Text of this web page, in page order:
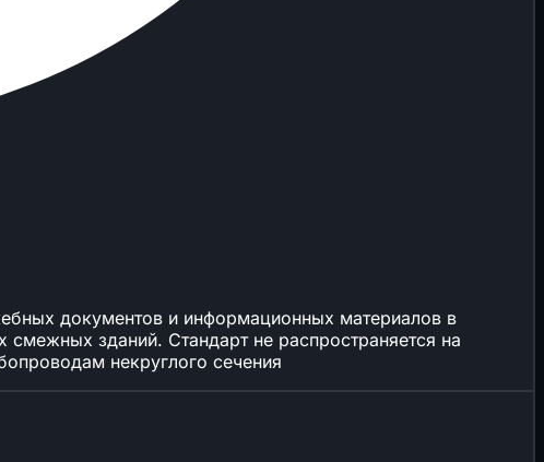
документов и информационных материалов в
зданий. Стандарт не распространяется на
некруглого сечения